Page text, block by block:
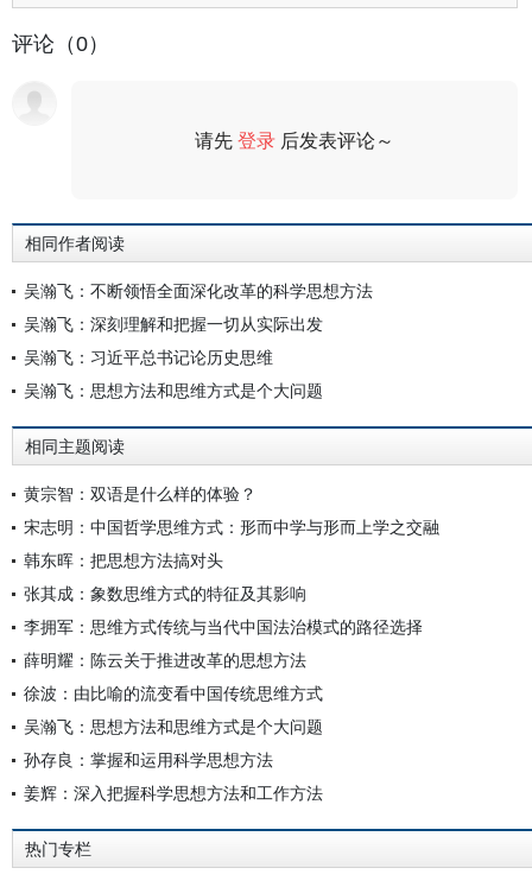
评论（0）
请先登录 后发表评论～
相同作者阅读
吴瀚飞：不断领悟全面深化改革的科学思想方法
吴瀚飞：深刻理解和把握一切从实际出发
吴瀚飞：习近平总书记论历史思维
吴瀚飞：思想方法和思维方式是个大问题
相同主题阅读
黄宗智：双语是什么样的体验？
宋志明：中国哲学思维方式：形而中学与形而上学之交融
韩东晖：把思想方法搞对头
张其成：象数思维方式的特征及其影响
李拥军：思维方式传统与当代中国法治模式的路径选择
薛明耀：陈云关于推进改革的思想方法
徐波：由比喻的流变看中国传统思维方式
吴瀚飞：思想方法和思维方式是个大问题
孙存良：掌握和运用科学思想方法
姜辉：深入把握科学思想方法和工作方法
热门专栏